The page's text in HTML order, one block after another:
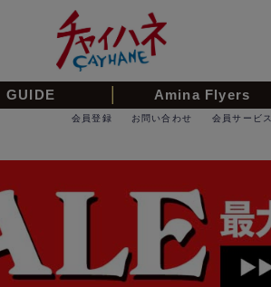
GUIDE Amina Flyers
会員サービス
お問い合わせ
会員登録